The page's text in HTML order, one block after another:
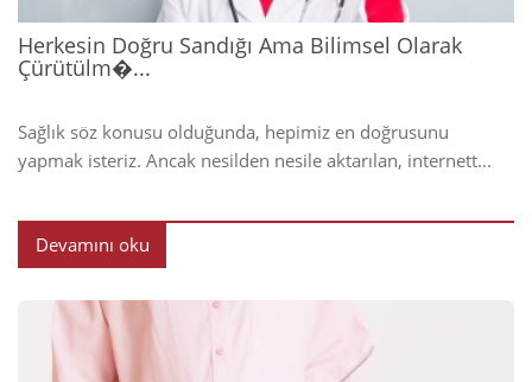
Herkesin Doğru Sandığı Ama Bilimsel Olarak
Çürütülm�...
Sağlık söz konusu olduğunda, hepimiz en doğrusunu
yapmak isteriz. Ancak nesilden nesile aktarılan, internett...
Devamını oku